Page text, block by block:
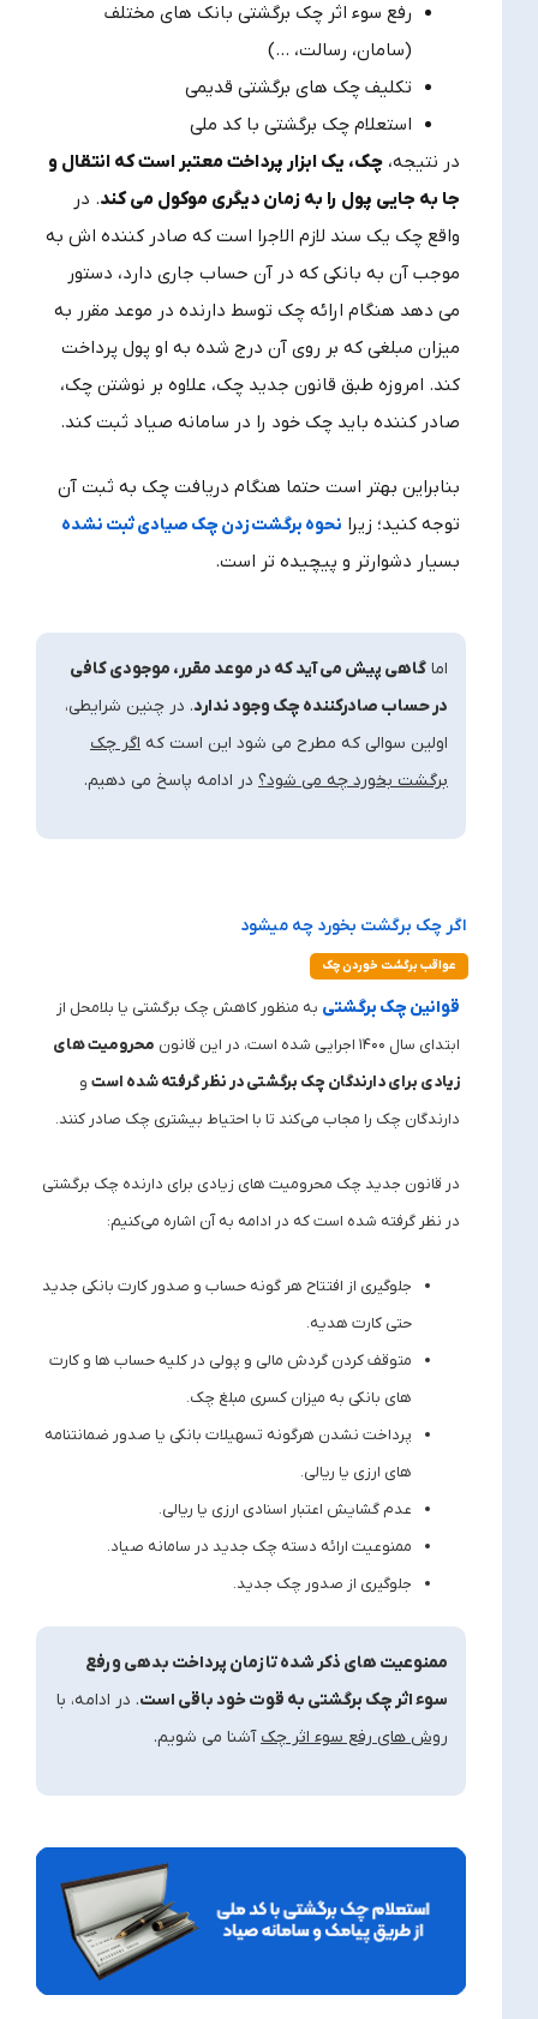
رفع سوء اثر چک برگشتی بانک های مختلف
(سامان، رسالت، …)
تکلیف چک های برگشتی قدیمی
استعلام چک برگشتی با کد ملی
در نتیجه، چک، یک ابزار پرداخت معتبر است که انتقال و
جا به جایی پول را به زمان دیگری موکول می کند. در
واقع چک یک سند لازم الاجرا است که صادر کننده اش به
موجب آن به بانکی که در آن حساب جاری دارد، دستور
می دهد هنگام ارائه چک توسط دارنده در موعد مقرر به
میزان مبلغی که بر روی آن درج شده به او پول پرداخت
کند. امروزه طبق قانون جدید چک، علاوه بر نوشتن چک،
صادر کننده باید چک خود را در سامانه صیاد ثبت کند.
بنابراین بهتر است حتما هنگام دریافت چک به ثبت آن
توجه کنید؛ زیرا نحوه برگشت زدن چک صیادی ثبت نشده
بسیار دشوارتر و پیچیده تر است.
اما گاهی پیش می آید که در موعد مقرر، موجودی کافی
در حساب صادرکننده چک وجود ندارد. در چنین شرایطی،
اولین سوالی که مطرح می شود این است که اگر چک
برگشت بخورد چه می شود؟ در ادامه پاسخ می دهیم.
اگر چک برگشت بخورد چه میشود
عواقب برگشت خوردن چک
قوانین چک برگشتی به منظور کاهش چک برگشتی یا بلامحل از
ابتدای سال ۱۴۰۰ اجرایی شده است، در این قانون
محرومیت ‌های
زیادی برای دارندگان چک برگشتی در نظر گرفته شده است و
دارندگان چک را مجاب می‌کند تا با احتیاط بیشتری چک صادر کنند.
در قانون جدید چک محرومیت‌ های زیادی برای دارنده چک برگشتی
در نظر گرفته شده است که در ادامه به آن اشاره می‌کنیم:
جلوگیری از افتتاح هر گونه حساب و صدور کارت بانکی جدید
حتی کارت هدیه.
متوقف کردن گردش مالی و پولی در کلیه حساب ‌ها و کارت
‌های بانکی به میزان کسری مبلغ چک.
پرداخت نشدن هرگونه تسهیلات بانکی یا صدور ضمانتنامه‌
های ارزی یا ریالی.
عدم گشایش اعتبار اسنادی ارزی یا ریالی.
ممنوعیت ارائه دسته ‌چک جدید در سامانه صیاد.
جلوگیری از صدور چک جدید.
ممنوعیت‌ های ذکر شده تا زمان پرداخت بدهی و رفع
سوء اثر چک برگشتی به قوت خود باقی است. در ادامه، با
روش های رفع سوء اثر چکآشنا می شویم.